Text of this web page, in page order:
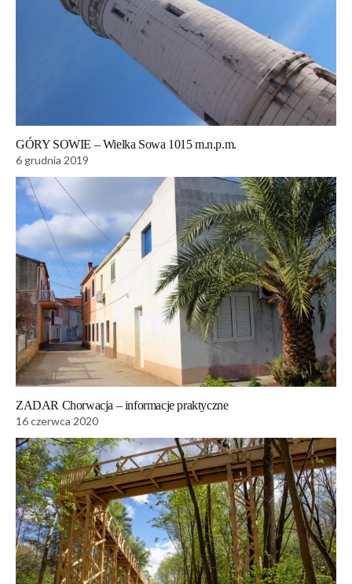
GÓRY SOWIE – Wielka Sowa 1015 m.n.p.m.
6 grudnia 2019
ZADAR Chorwacja – informacje praktyczne
16 czerwca 2020